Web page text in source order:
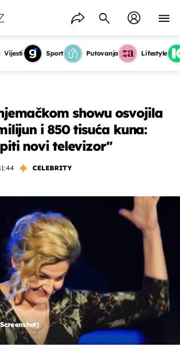
Vijesti Sport Putovanja Lifestyle
showu osvojila
i 850 tisuća kuna:
novi televizor"
CELEBRITY
OBAVIJESTI